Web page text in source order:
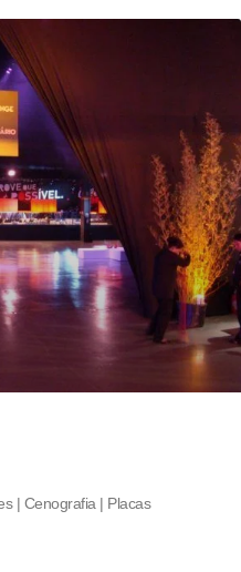
| Cenografia | Placas